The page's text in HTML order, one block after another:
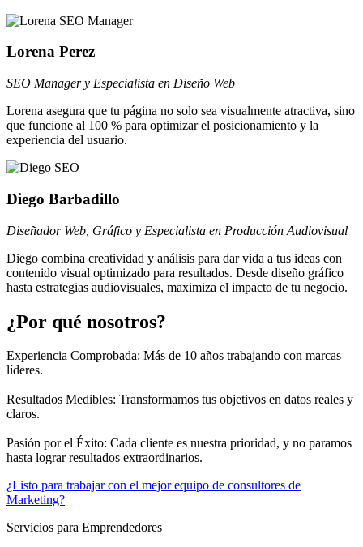
Lorena Perez
SEO Manager y Especialista en Diseño Web
Lorena asegura que tu página no solo sea visualmente atractiva, sino
que funcione al 100 % para optimizar el posicionamiento y la
experiencia del usuario.
Diego Barbadillo
Diseñador Web, Gráfico y Especialista en Producción Audiovisual
Diego combina creatividad y análisis para dar vida a tus ideas con
contenido visual optimizado para resultados. Desde diseño gráfico
hasta estrategias audiovisuales, maximiza el impacto de tu negocio.
¿Por qué nosotros?
Experiencia Comprobada: Más de 10 años trabajando con marcas
líderes.
Resultados Medibles: Transformamos tus objetivos en datos reales y
claros.
Pasión por el Éxito: Cada cliente es nuestra prioridad, y no paramos
hasta lograr resultados extraordinarios.
¿Listo para trabajar con el mejor equipo de consultores de
Marketing?
Servicios para Emprendedores